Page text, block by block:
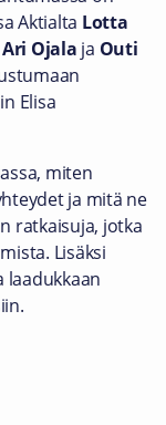
Aktialta Lotta
Ari Ojala ja Outi
Elisa
miten
ja mitä ne
ratkaisuja, jotka
Lisäksi
laadukkaan